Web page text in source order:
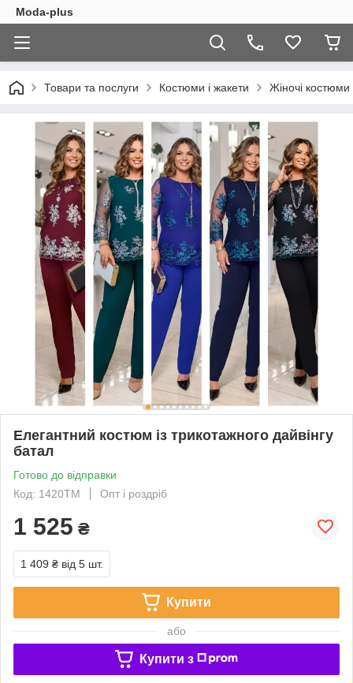
Moda-plus
Товари та послуги Костюми і жакети Жіночі костюми
Елегантний костюм із трикотажного дайвінгу
батал
Готово до відправки
Код: 1420ТМ
Опт і роздріб
1 525 ₴
1 409 ₴ від 5 шт.
Купити
або
Купити з